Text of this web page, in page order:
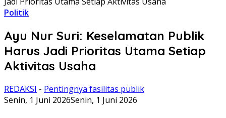
Politik
Ayu Nur Suri: Keselamatan Publik
Harus Jadi Prioritas Utama Setiap
Aktivitas Usaha
REDAKSI - Pentingnya fasilitas publik
Senin, 1 Juni 2026Senin, 1 Juni 2026